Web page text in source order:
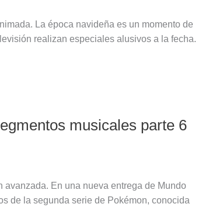
La época navideña es un momento de
realizan especiales alusivos a la fecha.
musicales parte 6
En una nueva entrega de Mundo
de la segunda serie de Pokémon, conocida